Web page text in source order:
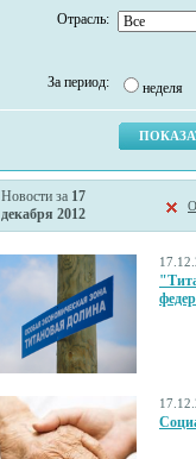
Отрасль:
За период: неделя
Новости за 17
декабря 2012